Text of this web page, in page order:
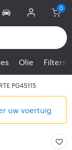
Olie Filters
PG45115
uw voertuig